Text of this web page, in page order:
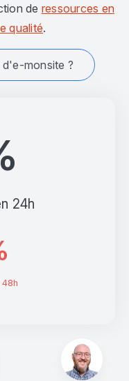
24h
de ressources en
qualité.
monsite ?